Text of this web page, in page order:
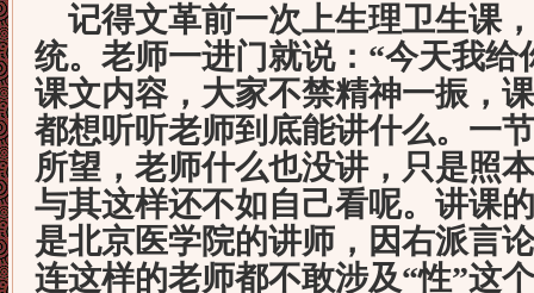
记得文革前一次上生理卫生课
统。老师一进门就说： “今天我给
课文内容，大家不禁精神一振，
都想听听老师到底能讲什么。一
所望，老师什么也没讲，只是照
与其这样还不如自己看呢。讲课
是北京医学院的讲师，因右派言
连这样的老师都不敢涉及“性”这